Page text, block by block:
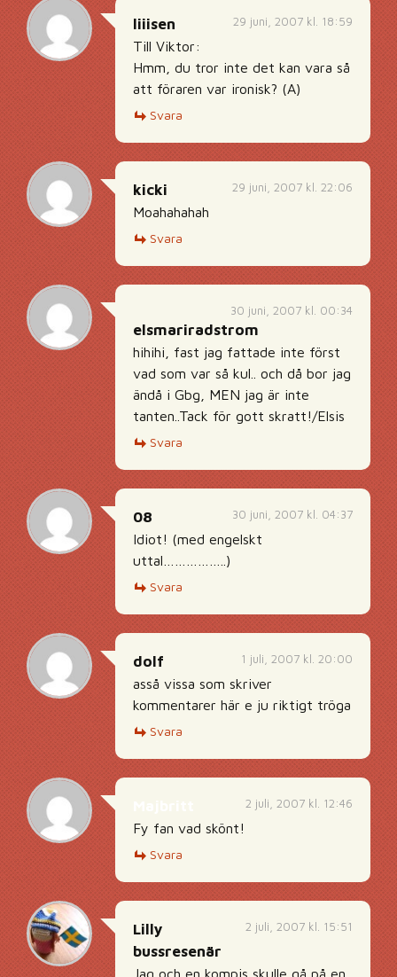
29 juni, 2007 kl. 18:59
liiisen
Till Viktor:
Hmm, du tror inte det kan vara så
att föraren var ironisk? (A)
Svara
29 juni, 2007 kl. 22:06
kicki
Moahahahah
Svara
30 juni, 2007 kl. 00:34
elsmariradstrom
hihihi, fast jag fattade inte först
vad som var så kul.. och då bor jag
ändå i Gbg, MEN jag är inte
tanten..Tack för gott skratt!/Elsis
Svara
30 juni, 2007 kl. 04:37
08
Idiot! (med engelskt
uttal……………..)
Svara
1 juli, 2007 kl. 20:00
dolf
asså vissa som skriver
kommentarer här e ju riktigt tröga
Svara
2 juli, 2007 kl. 12:46
Fy fan vad skönt!
Svara
2 juli, 2007 kl. 15:51
Lilly
bussresenär
Jag och en kompis skulle gå på en